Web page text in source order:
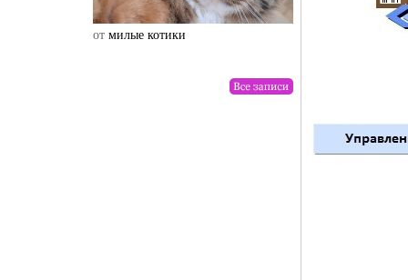
от милые котики